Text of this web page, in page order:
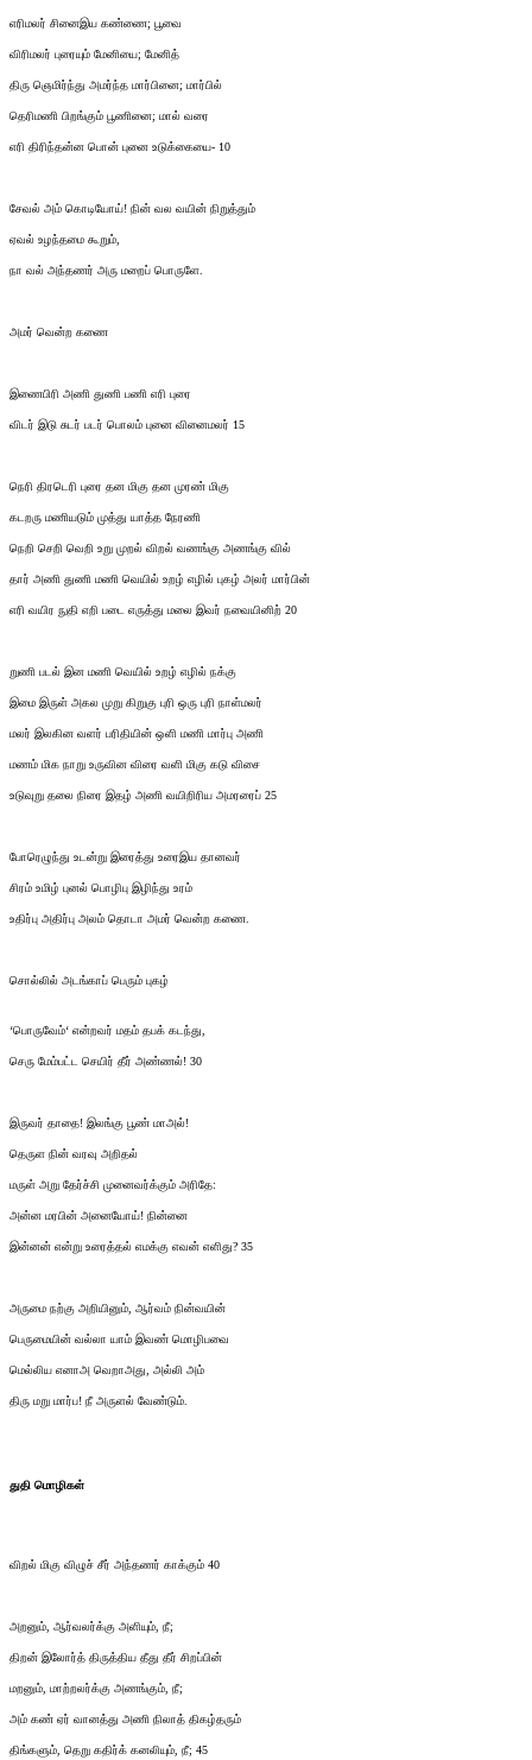
எரிமலர் சினைஇய கண்ணை; பூவை
விரிமலர் புரையும் மேனியை; மேனித்
திரு ஞெமிர்ந்து அமர்ந்த மார்பினை; மார்பில்
தெரிமணி பிறங்கும் பூணினை; மால் வரை
எரி திரிந்தன்ன பொன் புனை உடுக்கையை- 10
சேவல் அம் கொடியோய்! நின் வல வயின் நிறுத்தும்
ஏவல் உழந்தமை கூறும்,
நா வல் அந்தணர் அரு மறைப் பொருளே.
அமர் வென்ற கணை
இணைபிரி அணி துணி பணி எரி புரை
விடர் இடு சுடர் படர் பொலம் புனை வினைமலர் 15
நெரி திரடெரி புரை தன மிகு தன முரண் மிகு
கடறரு மணியடும் முத்து யாத்த நேரணி
நெறி செறி வெறி உறு முறல் விறல் வணங்கு அணங்கு வில்
தார் அணி துணி மணி வெயில் உறழ் எழில் புகழ் அலர் மார்பின்
எரி வயிர நுதி எறி படை எருத்து மலை இவர் நவையினிற் 20
றுணி படல் இன மணி வெயில் உறழ் எழில் நக்கு
இமை இருள் அகல முறு கிறுகு புரி ஒரு புரி நாள்மலர்
மலர் இலகின வளர் பரிதியின் ஒளி மணி மார்பு அணி
மணம் மிக நாறு உருவின விரை வளி மிகு கடு விசை
உடுவுறு தலை நிரை இதழ் அணி வயிறிரிய அமரரைப் 25
போரெழுந்து உடன்று இரைத்து உரைஇய தானவர்
சிரம் உமிழ் புனல் பொழிபு இழிந்து உரம்
உதிர்பு அதிர்பு அலம் தொடா அமர் வென்ற கணை.
சொல்லில் அடங்காப் பெரும் புகழ்
‘பொருவேம்‘ என்றவர் மதம் தபக் கடந்து,
செரு மேம்பட்ட செயிர் தீர் அண்ணல்! 30
இருவர் தாதை! இலங்கு பூண் மாஅல்!
தெருள நின் வரவு அறிதல்
மருள் அறு தேர்ச்சி முனைவர்க்கும் அரிதே:
அன்ன மரபின் அனையோய்! நின்னை
இன்னன் என்று உரைத்தல் எமக்கு எவன் எளிது? 35
அருமை நற்கு அறியினும், ஆர்வம் நின்வயின்
பெருமையின் வல்லா யாம் இவண் மொழிபவை
மெல்லிய எனாஅ வெறாஅது, அல்லி அம்
திரு மறு மார்ப! நீ அருளல் வேண்டும்.
துதி மொழிகள்
விறல் மிகு விழுச் சீர் அந்தணர் காக்கும் 40
அறனும், ஆர்வலர்க்கு அளியும், நீ;
திறன் இலோர்த் திருத்திய தீது தீர் சிறப்பின்
மறனும், மாற்றலர்க்கு அணங்கும், நீ;
அம் கண் ஏர் வானத்து அணி நிலாத் திகழ்தரும்
திங்களும், தெறு கதிர்க் கனலியும், நீ; 45